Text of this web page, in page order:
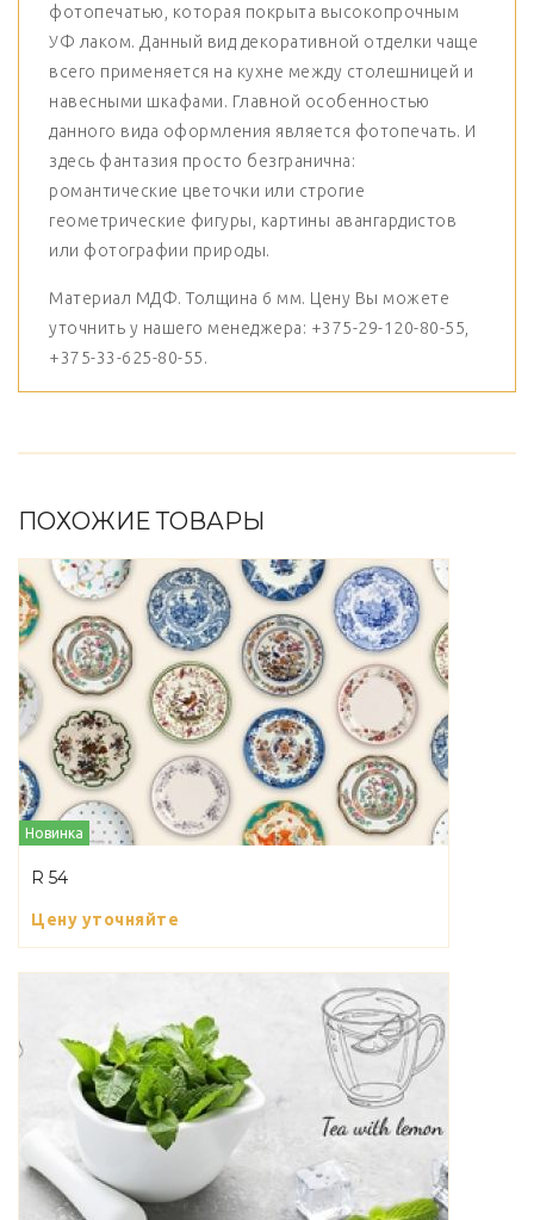
фотопечатью, которая покрыта высокопрочным
УФ лаком. Данный вид декоративной отделки чаще
всего применяется на кухне между столешницей и
навесными шкафами. Главной особенностью
данного вида оформления является фотопечать. И
здесь фантазия просто безгранична:
романтические цветочки или строгие
геометрические фигуры, картины авангардистов
или фотографии природы.
Материал МДФ. Толщина 6 мм. Цену Вы можете
уточнить у нашего менеджера: +375-29-120-80-55,
+375-33-625-80-55.
ПОХОЖИЕ ТОВАРЫ
Новинка
R 54
Цену уточняйте